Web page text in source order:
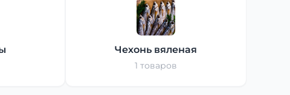
Чехонь вяленая
1 товаров